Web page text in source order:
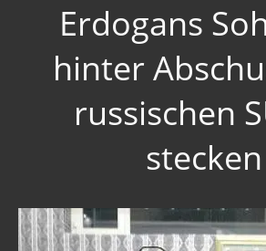
Erdogans
hinter
russischen
stecken